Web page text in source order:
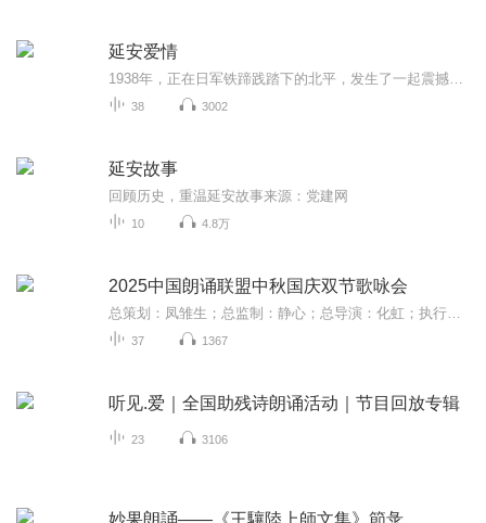
延安爱情
38 3002
延安故事
回顾历史，重温延安故事来源：党建网
10 4.8万
2025中国朗诵联盟中秋国庆双节歌咏会
37 1367
听见.爱｜全国助残诗朗诵活动｜节目回放专辑
23 3106
妙果朗誦——《王驤陸上師文集》節彔